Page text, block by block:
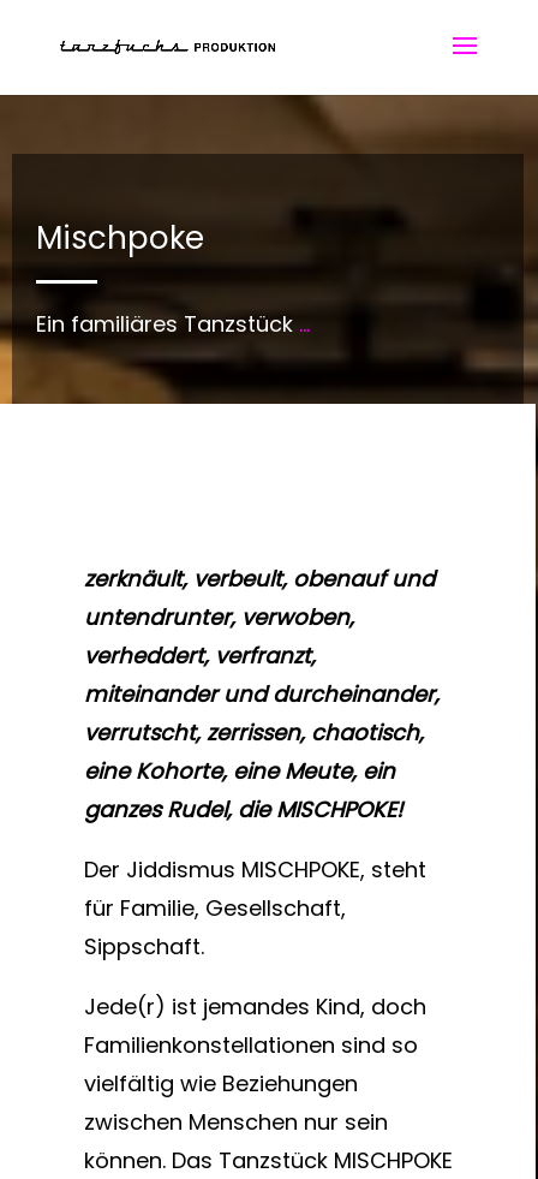
Mischpoke
Ein familiäres Tanzstück ...
zerknäult, verbeult, obenauf und
untendrunter, verwoben,
verheddert, verfranzt,
miteinander und durcheinander,
verrutscht, zerrissen, chaotisch,
eine Kohorte, eine Meute, ein
ganzes Rudel, die MISCHPOKE!
Der Jiddismus MISCHPOKE, steht
für Familie, Gesellschaft,
Sippschaft.
Jede(r) ist jemandes Kind, doch
Familienkonstellationen sind so
vielfältig wie Beziehungen
zwischen Menschen nur sein
können. Das Tanzstück MISCHPOKE